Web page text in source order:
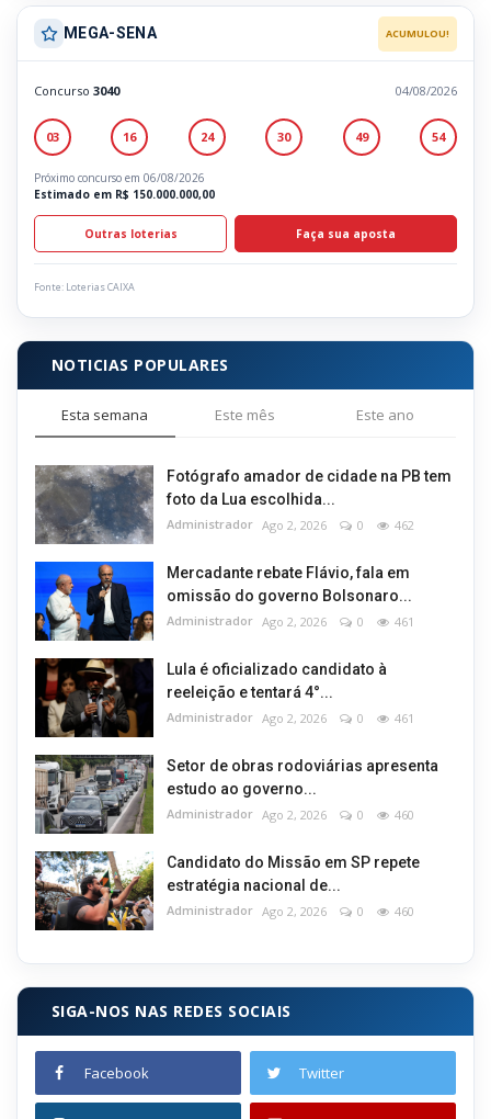
MEGA-SENA ACUMULOU!
Concurso 3040 04/08/2026
03 16 24 30 49 54
Próximo concurso em 06/08/2026
Estimado em R$ 150.000.000,00
Outras loterias Faça sua aposta
Fonte: Loterias CAIXA
NOTICIAS POPULARES
Esta semana Este mês Este ano
Fotógrafo amador de cidade na PB tem
foto da Lua escolhida...
Administrador Ago 2, 2026 0 462
Mercadante rebate Flávio, fala em
omissão do governo Bolsonaro...
Administrador Ago 2, 2026 0 461
Lula é oficializado candidato à
reeleição e tentará 4°...
Administrador Ago 2, 2026 0 461
Setor de obras rodoviárias apresenta
estudo ao governo...
Administrador Ago 2, 2026 0 460
Candidato do Missão em SP repete
estratégia nacional de...
Administrador Ago 2, 2026 0 460
SIGA-NOS NAS REDES SOCIAIS
Facebook Twitter